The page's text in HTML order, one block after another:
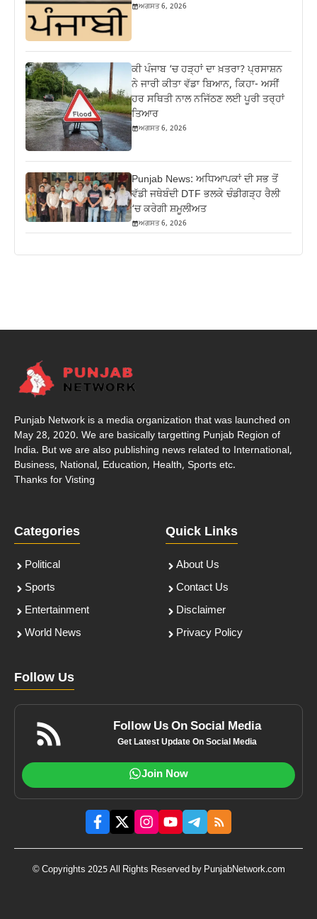
ਅਗਸਤ 6, 2026
ਕੀ ਪੰਜਾਬ ‘ਚ ਹੜ੍ਹਾਂ ਦਾ ਖ਼ਤਰਾ? ਪ੍ਰਸਾਸ਼ਨ
ਨੇ ਜਾਰੀ ਕੀਤਾ ਵੱਡਾ ਬਿਆਨ, ਕਿਹਾ- ਅਸੀਂ
ਹਰ ਸਥਿਤੀ ਨਾਲ ਨਜਿੱਠਣ ਲਈ ਪੂਰੀ ਤਰ੍ਹਾਂ
ਤਿਆਰ
ਅਗਸਤ 6, 2026
Punjab News: ਅਧਿਆਪਕਾਂ ਦੀ ਸਭ ਤੋਂ
ਵੱਡੀ ਜਥੇਬੰਦੀ DTF ਭਲਕੇ ਚੰਡੀਗੜ੍ਹ ਰੈਲੀ
‘ਚ ਕਰੇਗੀ ਸ਼ਮੂਲੀਅਤ
ਅਗਸਤ 6, 2026
Punjab Network is a media organization that was launched on
May 28, 2020. We are basically targetting Punjab Region of
India. But we are also publishing news related to International,
Business, National, Education, Health, Sports etc.
Thanks for Visting
Categories
Political
Sports
Entertainment
World News
Quick Links
About Us
Contact Us
Disclaimer
Privacy Policy
Follow Us
Follow Us On Social Media
Get Latest Update On Social Media
Join Now
© Copyrights 2025 All Rights Reserved by PunjabNetwork.com